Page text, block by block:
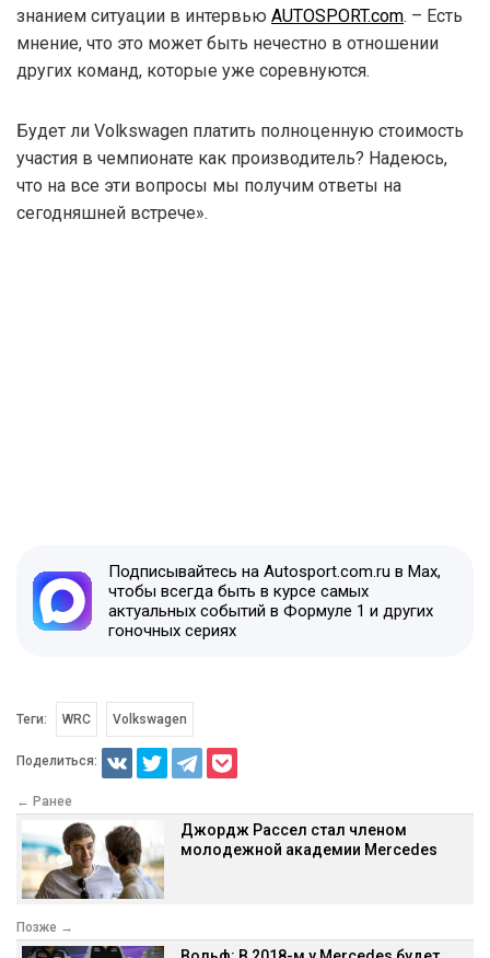
знанием ситуации в интервью AUTOSPORT.com. – Есть
мнение, что это может быть нечестно в отношении
других команд, которые уже соревнуются.
Будет ли Volkswagen платить полноценную стоимость
участия в чемпионате как производитель? Надеюсь,
что на все эти вопросы мы получим ответы на
сегодняшней встрече».
Подписывайтесь на Autosport.com.ru в Max,
чтобы всегда быть в курсе самых
актуальных событий в Формуле 1 и других
гоночных сериях
Теги: WRC Volkswagen
Поделиться:
← Ранее
Джордж Рассел стал членом
молодежной академии Mercedes
Позже →